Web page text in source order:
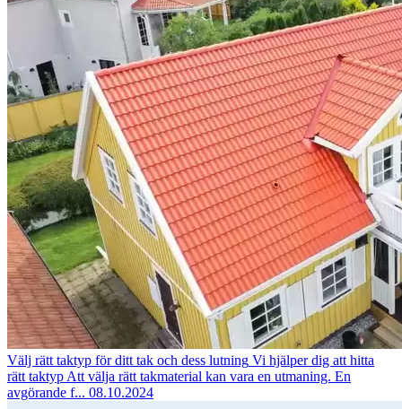
Välj rätt taktyp för ditt tak och dess lutning Vi hjälper dig att hitta
rätt taktyp Att välja rätt takmaterial kan vara en utmaning. En
avgörande f... 08.10.2024